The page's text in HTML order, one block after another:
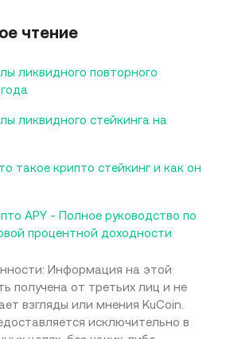
чтение
ликвидного повторного
ликвидного стейкинга на
такое крипто стейкинг и как он
APY - Полное руководство по
процентной доходности
Информация на этой
получена от третьих лиц и не
взгляды или мнения KuCoin.
исключительно в